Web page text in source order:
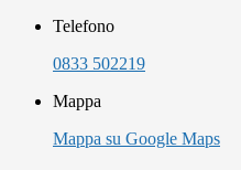
Telefono
0833 502219
Mappa
Mappa su Google Maps